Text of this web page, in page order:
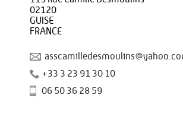
02120
GUISE
FRANCE
+33 3 23 91 30 10
06 50 36 28 59